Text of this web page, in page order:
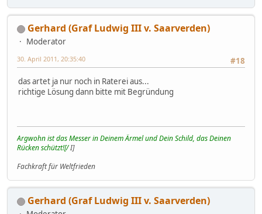
Gerhard (Graf Ludwig III v. Saarverden)
Moderator
#18
30. April 2011, 20:35:40
das artet ja nur noch in Raterei aus...
richtige Lösung dann bitte mit Begründung
Argwohn ist das Messer in Deinem Ärmel und Dein Schild, das Deinen
Rücken schützt![/I]
Fachkraft für Weltfrieden
Gerhard (Graf Ludwig III v. Saarverden)